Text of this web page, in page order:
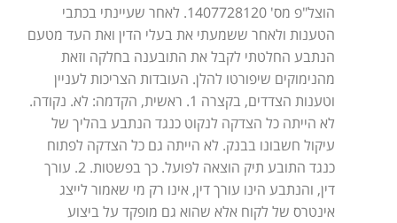
הוצל"פ מס' 1407728120. לאחר שעיינתי בכתבי
הטענות ולאחר ששמעתי את בעלי הדין ואת העד מטעם
הנתבע החלטתי לקבל את התובענה בחלקה וזאת
מהנימוקים שיפורטו להלן. העובדות הצריכות לעניין
וטענות הצדדים, בקצרה 1. ראשית, הקדמה: לא. נקודה.
לא הייתה כל הצדקה לנקוט כנגד הנתבע בהליך של
עיקול חשבונו בבנק. לא הייתה גם כל הצדקה לפתוח
כנגד התובע תיק הוצאה לפועל. כך בפשטות. 2. עורך
דין, והנתבע הינו עורך דין, אינו רק מי שאמור לייצג
אינטרס של לקוח אלא שהוא גם מופקד על ביצוע